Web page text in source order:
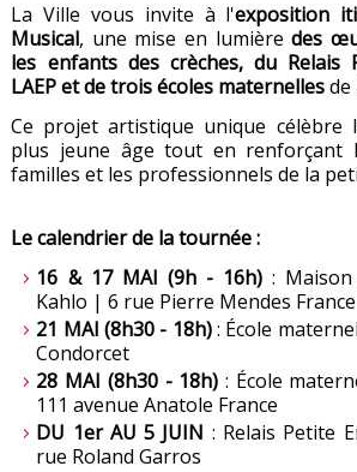
La Ville vous invite à l'exposition
Musical, une mise en lumièredes
les enfants des crèches, du Relais
LAEP et de trois écoles maternellesde
Ce projet artistique unique célèbre
plus jeune âge tout en renforçant
familles et les professionnels de la
Le calendrier de la tournée :
16 & 17 MAI (9h - 16h) :
Kahlo | 6 rue Pierre Mendes France
21 MAI (8h30 - 18h): École
Condorcet
28 MAI (8h30 - 18h) : École
111 avenue Anatole France
DU 1er AU 5 JUIN : Relais Petite
rue Roland Garros